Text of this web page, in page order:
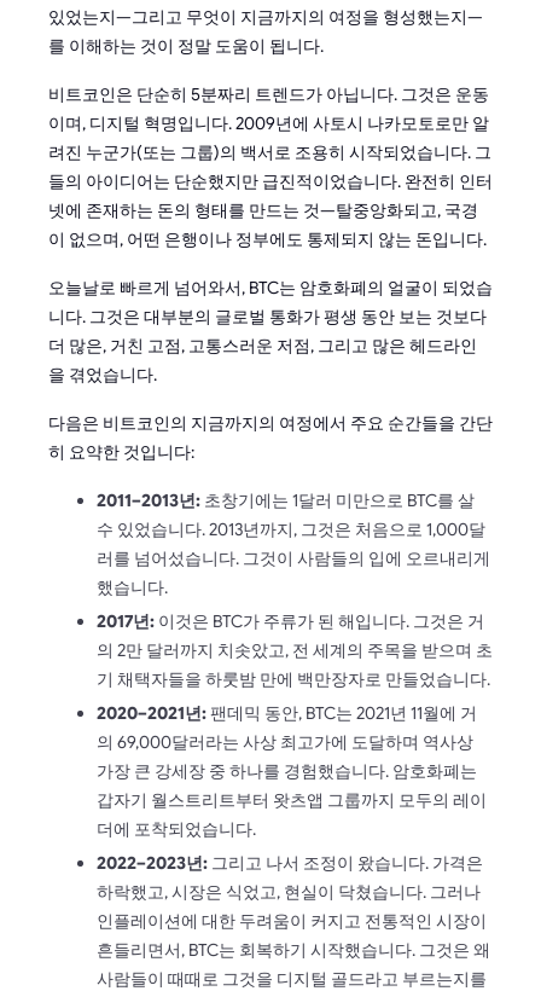
있었는지—그리고 무엇이 지금까지의 여정을 형성했는지—
를 이해하는 것이 정말 도움이 됩니다.
비트코인은 단순히 5분짜리 트렌드가 아닙니다. 그것은 운동
이며, 디지털 혁명입니다. 2009년에 사토시 나카모토로만 알
려진 누군가(또는 그룹)의 백서로 조용히 시작되었습니다. 그
들의 아이디어는 단순했지만 급진적이었습니다. 완전히 인터
넷에 존재하는 돈의 형태를 만드는 것—탈중앙화되고, 국경
이 없으며, 어떤 은행이나 정부에도 통제되지 않는 돈입니다.
오늘날로 빠르게 넘어와서, BTC는 암호화폐의 얼굴이 되었습
니다. 그것은 대부분의 글로벌 통화가 평생 동안 보는 것보다
더 많은, 거친 고점, 고통스러운 저점, 그리고 많은 헤드라인
을 겪었습니다.
다음은 비트코인의 지금까지의 여정에서 주요 순간들을 간단
히 요약한 것입니다:
2011–2013년: 초창기에는 1달러 미만으로 BTC를 살
수 있었습니다. 2013년까지, 그것은 처음으로 1,000달
러를 넘어섰습니다. 그것이 사람들의 입에 오르내리게
했습니다.
2017년: 이것은 BTC가 주류가 된 해입니다. 그것은 거
의 2만 달러까지 치솟았고, 전 세계의 주목을 받으며 초
기 채택자들을 하룻밤 만에 백만장자로 만들었습니다.
2020–2021년:팬데믹 동안, BTC는 2021년 11월에 거
의 69,000달러라는 사상 최고가에 도달하며 역사상
가장 큰 강세장 중 하나를 경험했습니다. 암호화폐는
갑자기 월스트리트부터 왓츠앱 그룹까지 모두의 레이
더에 포착되었습니다.
2022–2023년: 그리고 나서 조정이 왔습니다. 가격은
하락했고, 시장은 식었고, 현실이 닥쳤습니다. 그러나
인플레이션에 대한 두려움이 커지고 전통적인 시장이
흔들리면서, BTC는 회복하기 시작했습니다. 그것은 왜
사람들이 때때로 그것을 디지털 골드라고 부르는지를